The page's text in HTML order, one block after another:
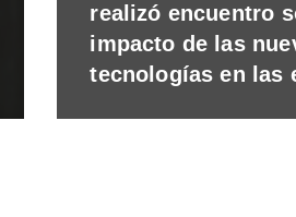
realizó encuentro
impacto de las
tecnologías en las